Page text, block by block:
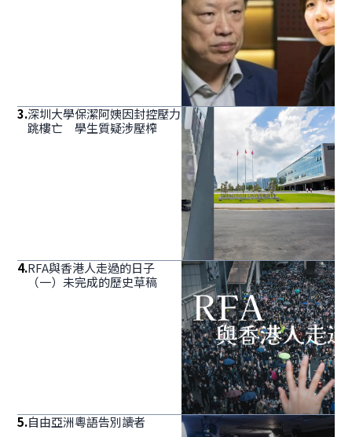
3.深圳大學保潔阿姨因封控壓力
跳樓亡 學生質疑涉壓榨
4.RFA與香港人走過的日子
（一）未完成的歷史草稿
5.自由亞洲粵語告別讀者